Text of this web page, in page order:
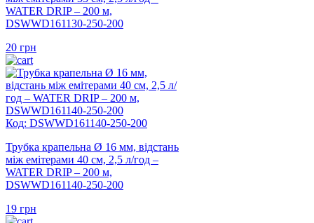
WATER DRIP – 200 м,
DSWWD161130-250-200
20 грн
Код: DSWWD161140-250-200
Трубка крапельна Ø 16 мм, відстань
між емітерами 40 см, 2,5 л/год –
WATER DRIP – 200 м,
DSWWD161140-250-200
19 грн